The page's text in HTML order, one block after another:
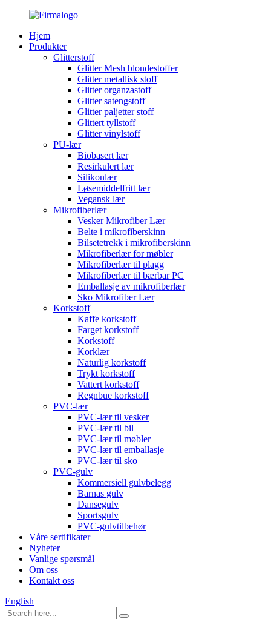
Hjem
Produkter
Glitterstoff
Glitter Mesh blondestoffer
Glitter metallisk stoff
Glitter organzastoff
Glitter satengstoff
Glitter paljetter stoff
Glittert tyllstoff
Glitter vinylstoff
PU-lær
Biobasert lær
Resirkulert lær
Silikonlær
Løsemiddelfritt lær
Vegansk lær
Mikrofiberlær
Vesker Mikrofiber Lær
Belte i mikrofiberskinn
Bilsetetrekk i mikrofiberskinn
Mikrofiberlær for møbler
Mikrofiberlær til plagg
Mikrofiberlær til bærbar PC
Emballasje av mikrofiberlær
Sko Mikrofiber Lær
Korkstoff
Kaffe korkstoff
Farget korkstoff
Korkstoff
Korklær
Naturlig korkstoff
Trykt korkstoff
Vattert korkstoff
Regnbue korkstoff
PVC-lær
PVC-lær til vesker
PVC-lær til bil
PVC-lær til møbler
PVC-lær til emballasje
PVC-lær til sko
PVC-gulv
Kommersiell gulvbelegg
Barnas gulv
Dansegulv
Sportsgulv
PVC-gulvtilbehør
Våre sertifikater
Nyheter
Vanlige spørsmål
Om oss
Kontakt oss
English